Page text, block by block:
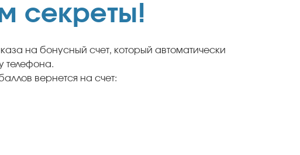
секреты!
на бонусный счет, который автоматически
телефона.
вернется на счет: